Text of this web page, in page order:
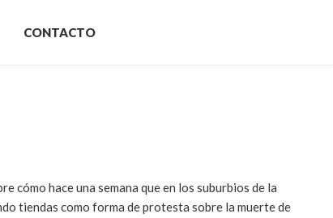
CONTACTO
cómo hace una semana que en los suburbios de la
tiendas como forma de protesta sobre la muerte de